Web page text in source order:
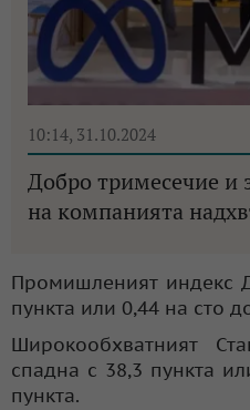
10:14, 31.10.2024
Добро тримесечие и
на компанията
Промишленият индекс
пункта или 0,44 на сто
Широкообхватният
спадна с 38,3 пункта
пункта.